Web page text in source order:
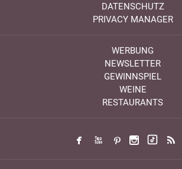
DATENSCHUTZ
PRIVACY MANAGER
WERBUNG
NEWSLETTER
GEWINNSPIEL
WEINE
RESTAURANTS